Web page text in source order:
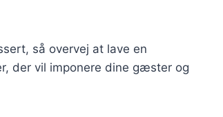
så overvej at lave en
der vil imponere dine gæster og